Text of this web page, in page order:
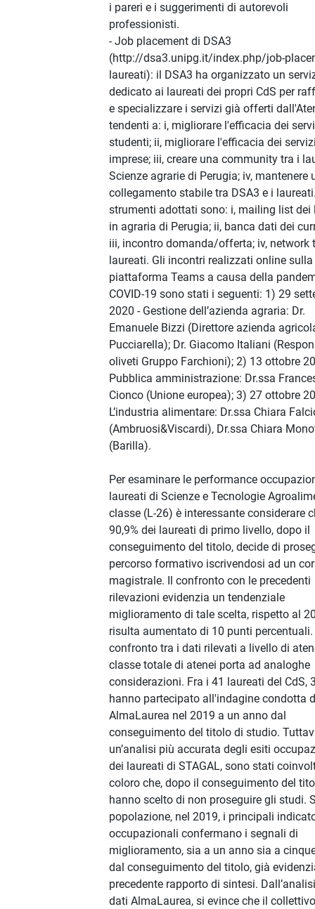
i pareri e i suggerimenti di autorevoli
professionisti.
- Job placement di DSA3
(http://dsa3.unipg.it/index.php/job-
laureati): il DSA3 ha organizzato un
dedicato ai laureati dei propri CdS per
e specializzare i servizi già offerti
tendenti a: i, migliorare l'efficacia dei
studenti; ii, migliorare l'efficacia dei
imprese; iii, creare una community tra i
Scienze agrarie di Perugia; iv, mantenere
collegamento stabile tra DSA3 e i
strumenti adottati sono: i, mailing list dei
in agraria di Perugia; ii, banca dati dei
iii, incontro domanda/offerta; iv, network
laureati. Gli incontri realizzati online sulla
piattaforma Teams a causa della
COVID-19 sono stati i seguenti: 1) 29
2020 - Gestione dell’azienda agraria: Dr.
Emanuele Bizzi (Direttore azienda
Pucciarella); Dr. Giacomo Italiani
oliveti Gruppo Farchioni); 2) 13 ottobre
Pubblica amministrazione: Dr.ssa
Cionco (Unione europea); 3) 27 ottobre
L’industria alimentare: Dr.ssa Chiara
(Ambruosi&Viscardi), Dr.ssa Chiara
(Barilla).
Per esaminare le performance
laureati di Scienze e Tecnologie
classe (L-26) è interessante considerare
90,9% dei laureati di primo livello, dopo il
conseguimento del titolo, decide di
percorso formativo iscrivendosi ad un
magistrale. Il confronto con le precedenti
rilevazioni evidenzia un tendenziale
miglioramento di tale scelta, rispetto al
risulta aumentato di 10 punti percentuali.
confronto tra i dati rilevati a livello di
classe totale di atenei porta ad analoghe
considerazioni. Fra i 41 laureati del CdS,
hanno partecipato all'indagine condotta
AlmaLaurea nel 2019 a un anno dal
conseguimento del titolo di studio.
un’analisi più accurata degli esiti
dei laureati di STAGAL, sono stati
coloro che, dopo il conseguimento del
hanno scelto di non proseguire gli studi.
popolazione, nel 2019, i principali
occupazionali confermano i segnali di
miglioramento, sia a un anno sia a
dal conseguimento del titolo, già
precedente rapporto di sintesi.
dati AlmaLaurea, si evince che il